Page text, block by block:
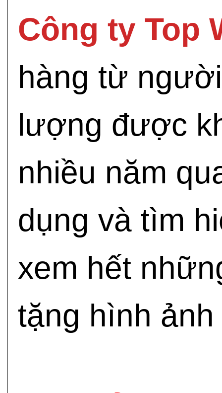
Công ty Top
hàng từ
lượng được
nhiều năm
dụng và tìm
xem hết
tặng hình